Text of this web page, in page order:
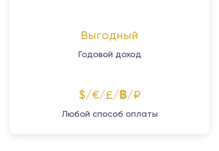
Выгодный
Годовой доход
$/€/£/฿/₽
Любой способ оплаты